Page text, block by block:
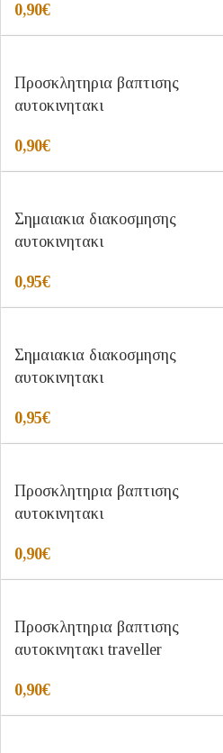
0,90€
Προσκλητηρια βαπτισης
αυτοκινητακι
0,90€
Σημαιακια διακοσμησης
αυτοκινητακι
0,95€
Σημαιακια διακοσμησης
αυτοκινητακι
0,95€
Προσκλητηρια βαπτισης
αυτοκινητακι
0,90€
Προσκλητηρια βαπτισης
αυτοκινητακι traveller
0,90€